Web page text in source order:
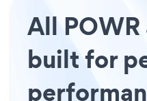
All POWR
built for